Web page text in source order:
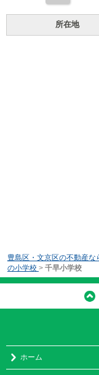
所在地
豊島区・文京区の不動産な
の小学校 > 千早小学校
ホーム